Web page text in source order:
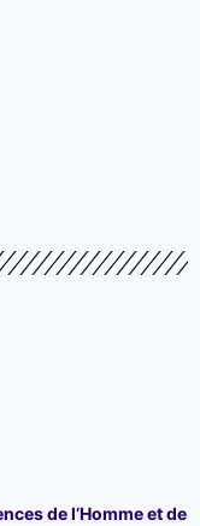
de l’Homme et de